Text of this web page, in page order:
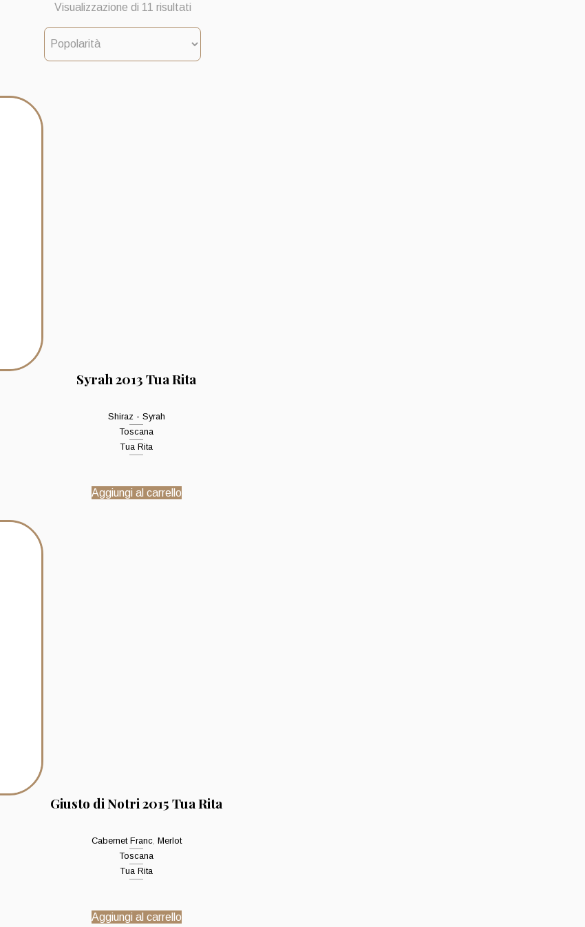
Visualizzazione di 11 risultatiPopolarità
Syrah 2013 Tua Rita
Shiraz - Syrah
Toscana
Tua Rita
Aggiungi al carrello
Giusto di Notri 2015 Tua Rita
Cabernet Franc, Merlot
Toscana
Tua Rita
Aggiungi al carrello